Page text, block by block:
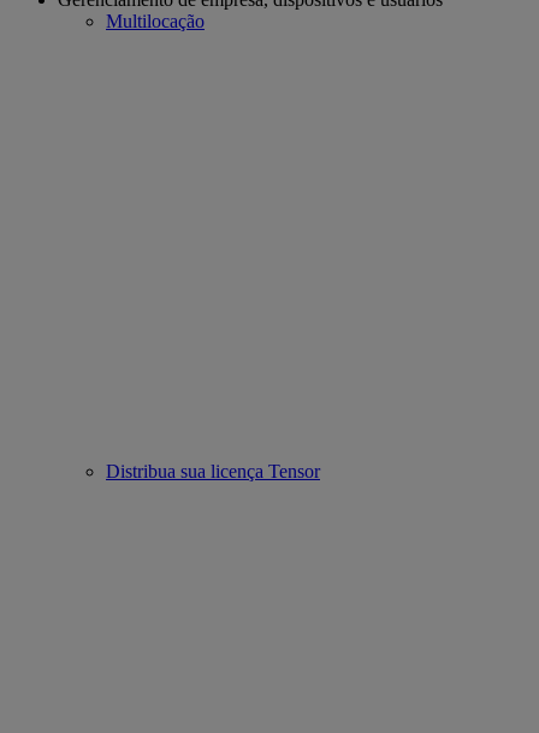
Multilocação
Distribua sua licença Tensor